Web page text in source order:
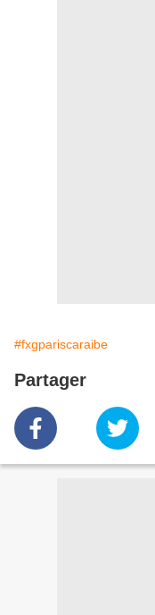
#fxgpariscaraibe
Partager